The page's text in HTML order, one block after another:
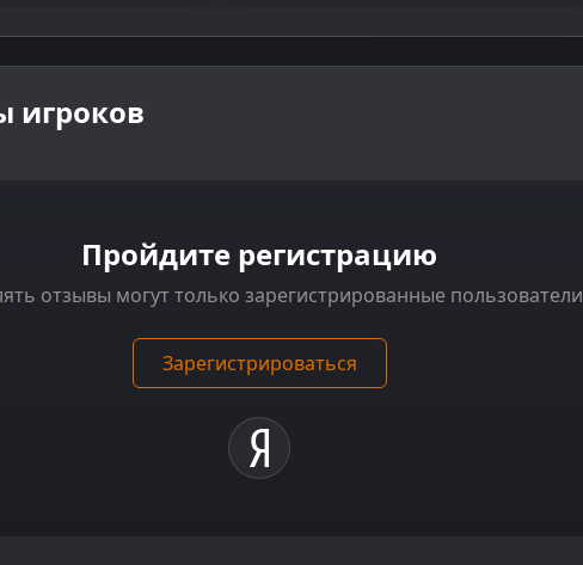
игроков
Пройдите регистрацию
отзывы могут только зарегистрированные пользователи
Зарегистрироваться